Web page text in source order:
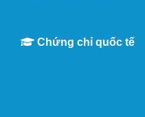
Chứng chỉ quốc tế